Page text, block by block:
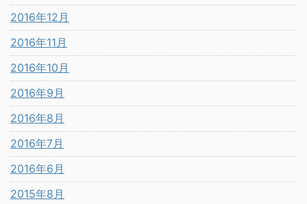
2016年12月
2016年11月
2016年10月
2016年9月
2016年8月
2016年7月
2016年6月
2015年8月